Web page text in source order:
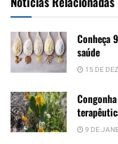
Conheça
saúde
15 DE
9 DE